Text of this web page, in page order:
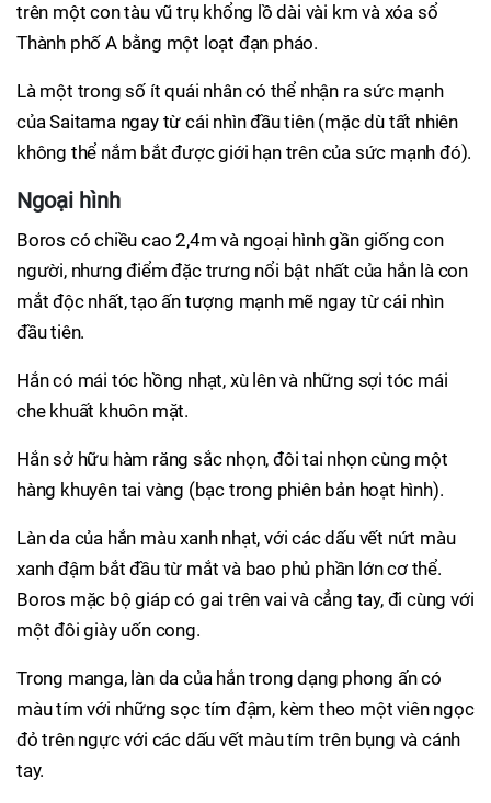
trên một con tàu vũ trụ khổng lồ dài vài km và xóa sổ
Thành phố A bằng một loạt đạn pháo.
Là một trong số ít quái nhân có thể nhận ra sức mạnh
của Saitama ngay từ cái nhìn đầu tiên (mặc dù tất nhiên
không thể nắm bắt được giới hạn trên của sức mạnh đó).
Ngoại hình
Boros có chiều cao 2,4m và ngoại hình gần giống con
người, nhưng điểm đặc trưng nổi bật nhất của hắn là con
mắt độc nhất, tạo ấn tượng mạnh mẽ ngay từ cái nhìn
đầu tiên.
Hắn có mái tóc hồng nhạt, xù lên và những sợi tóc mái
che khuất khuôn mặt.
Hắn sở hữu hàm răng sắc nhọn, đôi tai nhọn cùng một
hàng khuyên tai vàng (bạc trong phiên bản hoạt hình).
Làn da của hắn màu xanh nhạt, với các dấu vết nứt màu
xanh đậm bắt đầu từ mắt và bao phủ phần lớn cơ thể.
Boros mặc bộ giáp có gai trên vai và cẳng tay, đi cùng với
một đôi giày uốn cong.
Trong manga, làn da của hắn trong dạng phong ấn có
màu tím với những sọc tím đậm, kèm theo một viên ngọc
đỏ trên ngực với các dấu vết màu tím trên bụng và cánh
tay.